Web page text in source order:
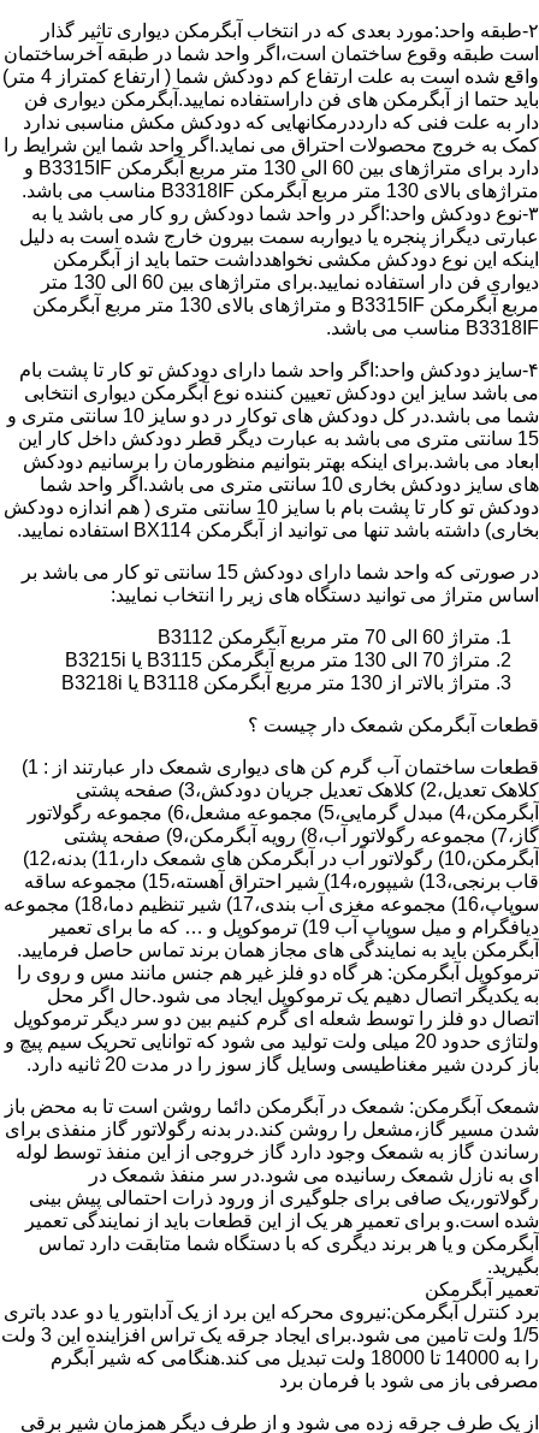
۲-طبقه واحد:مورد بعدی که در انتخاب آبگرمکن دیواری تاثیر گذار
است طبقه وقوع ساختمان است،اگر واحد شما در طبقه آخرساختمان
واقع شده است به علت ارتفاع کم دودکش شما ( ارتفاع کمتراز 4 متر)
باید حتما از آبگرمکن های فن داراستفاده نمایید.آبگرمکن دیواری فن
دار به علت فنی که دارددرمکانهایی که دودکش مکش مناسبی ندارد
کمک به خروج محصولات احتراق می نماید.اگر واحد شما این شرایط را
دارد برای متراژهای بین 60 الی 130 متر مربع آبگرمکن B3315IF و
متراژهای بالای 130 متر مربع آبگرمکن B3318IF مناسب می باشد.
۳-نوع دودکش واحد:اگر در واحد شما دودکش رو کار می باشد یا به
عبارتی دیگراز پنجره یا دیواربه سمت بیرون خارج شده است به دلیل
اینکه این نوع دودکش مکشی نخواهدداشت حتما باید از آبگرمکن
دیواری فن دار استفاده نمایید.برای متراژهای بین 60 الی 130 متر
مربع آبگرمکن B3315IF و متراژهای بالای 130 متر مربع آبگرمکن
B3318IF مناسب می باشد.
۴-سایز دودکش واحد:اگر واحد شما دارای دودکش تو کار تا پشت بام
می باشد سایز این دودکش تعیین کننده نوع آبگرمکن دیواری انتخابی
شما می باشد.در کل دودکش های توکار در دو سایز 10 سانتی متری و
15 سانتی متری می باشد به عبارت دیگر قطر دودکش داخل کار این
ابعاد می باشد.برای اینکه بهتر بتوانیم منظورمان را برسانیم دودکش
های سایز دودکش بخاری 10 سانتی متری می باشد.اگر واحد شما
دودکش تو کار تا پشت بام با سایز 10 سانتی متری ( هم اندازه دودکش
بخاری) داشته باشد تنها می توانید از آبگرمکن BX114 استفاده نمایید.
در صورتی که واحد شما دارای دودکش 15 سانتی تو کار می باشد بر
اساس متراژ می توانید دستگاه های زیر را انتخاب نمایید:
متراژ 60 الی 70 متر مربع آبگرمکن B3112
متراژ 70 الی 130 متر مربع آبگرمکن B3115 یا B3215i
متراژ بالاتر از 130 متر مربع آبگرمکن B3118 یا B3218i
قطعات آبگرمکن شمعک دار چیست ؟
قطعات ساختمان آب گرم کن های دیواری شمعک دار عبارتند از : 1)
کلاهک تعدیل،2) کلاهک تعدیل جریان دودکش،3) صفحه پشتی
آبگرمکن،4) مبدل گرمایی،5) مجموعه مشعل،6) مجموعه رگولاتور
گاز،7) مجموعه رگولاتور آب،8) رویه آبگرمکن،9) صفحه پشتی
آبگرمکن،10) رگولاتور آب در آبگرمکن های شمعک دار،11) بدنه،12)
قاب برنجی،13) شیپوره،14) شیر احتراق آهسته،15) مجموعه ساقه
سوپاپ،16) مجموعه مغزی آب بندی،17) شیر تنظیم دما،18) مجموعه
دیافگرام و میل سوپاپ آب 19) ترموکوپل و … که ما برای تعمیر
آبگرمکن باید به نمایندگی های مجاز همان برند تماس حاصل فرمایید.
ترموکوپل آبگرمکن: هر گاه دو فلز غیر هم جنس مانند مس و روی را
به یکدیگر اتصال دهیم یک ترموکوپل ایجاد می شود.حال اگر محل
اتصال دو فلز را توسط شعله ای گرم کنیم بین دو سر دیگر ترموکوپل
ولتاژی حدود 20 میلی ولت تولید می شود که توانایی تحریک سیم پیچ و
باز کردن شیر مغناطیسی وسایل گاز سوز را در مدت 20 ثانیه دارد.
شمعک آبگرمکن: شمعک در آبگرمکن دائما روشن است تا به محض باز
شدن مسیر گاز،مشعل را روشن کند.در بدنه رگولاتور گاز منفذی برای
رساندن گاز به شمعک وجود دارد گاز خروجی از این منفذ توسط لوله
ای به نازل شمعک رسانیده می شود.در سر منفذ شمعک در
رگولاتور،یک صافی برای جلوگیری از ورود ذرات احتمالی پیش بینی
شده است.و برای تعمیر هر یک از این قطعات باید از نمایندگی تعمیر
آبگرمکن و یا هر برند دیگری که با دستگاه شما متابقت دارد تماس
بگیرید.
تعمیر آبگرمکن
برد کنترل آبگرمکن:نیروی محرکه این برد از یک آدابتور یا دو عدد باتری
1/5 ولت تامین می شود.برای ایجاد جرقه یک تراس افزاینده این 3 ولت
را به 14000 تا 18000 ولت تبدیل می کند.هنگامی که شیر آبگرم
مصرفی باز می شود با فرمان برد
از یک طرف جرقه زده می شود و از طرف دیگر همزمان شیر برقی